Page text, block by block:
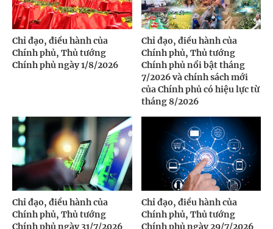
Chỉ đạo, điều hành của
Chính phủ, Thủ tướng
Chính phủ ngày 1/8/2026
Chỉ đạo, điều hành của
Chính phủ, Thủ tướng
Chính phủ nổi bật tháng
7/2026 và chính sách mới
của Chính phủ có hiệu lực từ
tháng 8/2026
Chỉ đạo, điều hành của
Chính phủ, Thủ tướng
Chính phủ ngày 31/7/2026
Chỉ đạo, điều hành của
Chính phủ, Thủ tướng
Chính phủ ngày 29/7/2026